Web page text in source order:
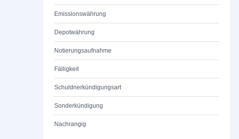
Emissionswährung
Depotwährung
Notierungsaufnahme
Fälligkeit
Schuldnerkündigungsart
Sonderkündigung
Nachrangig